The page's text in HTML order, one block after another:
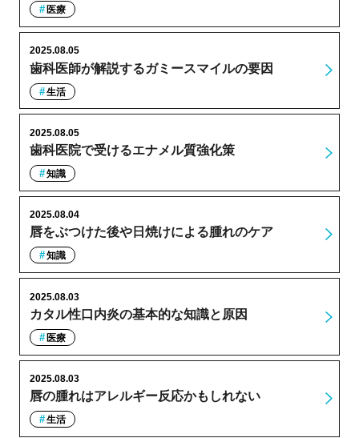
医療
歯科医師が解説するガミースマイルの要因
2025.08.05
生活
歯科医院で受けるエナメル質強化策
2025.08.05
知識
唇をぶつけた後や日焼けによる腫れのケア
2025.08.04
知識
カタル性口内炎の基本的な知識と原因
2025.08.03
医療
唇の腫れはアレルギー反応かもしれない
2025.08.03
生活